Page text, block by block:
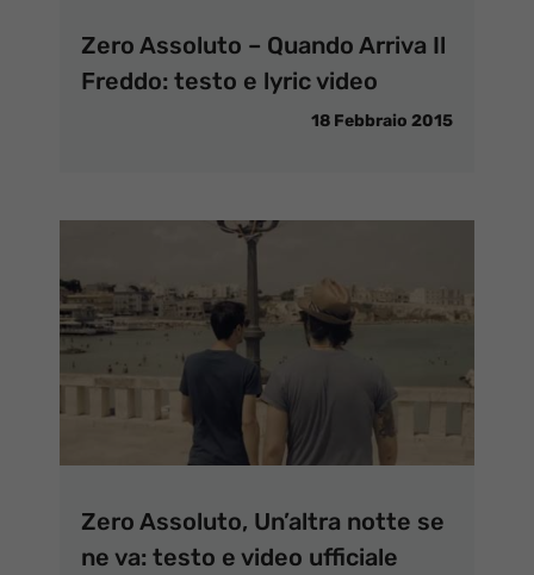
Zero Assoluto – Quando Arriva Il
Freddo: testo e lyric video
18 Febbraio 2015
Zero Assoluto, Un’altra notte se
ne va: testo e video ufficiale